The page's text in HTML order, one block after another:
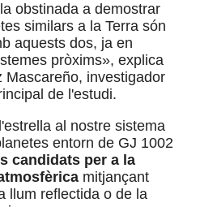
obstinada a demostrar
similars a la Terra són
aquests dos, ja en
pròxims», explica
Mascareño, investigador
de l'estudi.
al nostre sistema
entorn de GJ 1002
candidats per a la
mitjançant
llum reflectida o de la